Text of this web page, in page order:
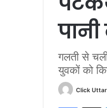
गलती से
युवकों को
Click